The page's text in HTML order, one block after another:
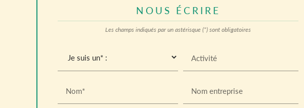
NOUS ÉCRIRE
Les champs indiqués par un astérisque (*) sont obligatoires
Activité
Nom* Nom entreprise